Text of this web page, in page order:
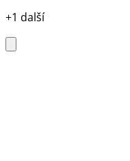
+1 další